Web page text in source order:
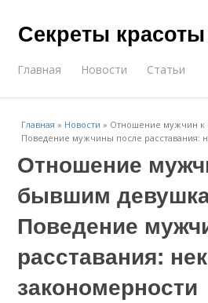
Секреты
Главная Новости Статьи
Главная » Новости » Отношение мужчин к
Поведение мужчины после расставания:
Отношение
бывшим
Поведение
расставания:
закономерности